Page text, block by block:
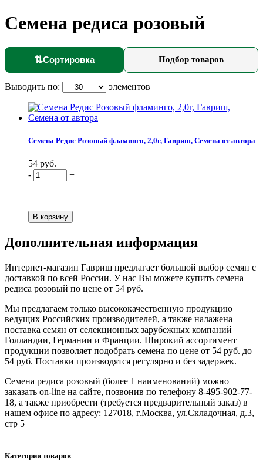
Семена редиса розовый
⇅Сортировка Подбор товаров
Выводить по: элементов
Семена Редис Розовый фламинго, 2,0г, Гавриш, Семена от автора
54 руб.
-
+
Дополнительная информация
Интернет-магазин Гавриш предлагает большой выбор семян с
доставкой по всей России. У нас Вы можете купить семена
редиса розовый по цене от 54 руб.
Мы предлагаем только высококачественную продукцию
ведущих Российских производителей, а также налажена
поставка семян от селекционных зарубежных компаний
Голландии, Германии и Франции. Широкий ассортимент
продукции позволяет подобрать семена по цене от 54 руб. до
54 руб. Поставки производятся регулярно и без задержек.
Семена редиса розовый (более 1 наименований) можно
заказать on-line на сайте, позвонив по телефону 8-495-902-77-
18, а также приобрести (требуется предварительный заказ) в
нашем офисе по адресу: 127018, г.Москва, ул.Складочная, д.3,
стр 5
Категории товаров